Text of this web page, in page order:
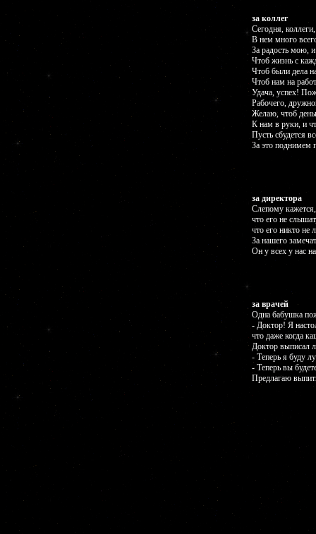
за коллег
Сегодня,
В нем много
За радость мою,
Чтоб жизнь с
Чтоб были дела
Чтоб нам на
Удача, успех!
Рабочего,
Желаю, чтоб
К нам в руки, и
Пусть сбудется
За это поднимем
за директора
Слепому
что его не
что его никто не
За нашего
Он у всех у нас
за врачей
Одна бабушка
- Доктор! Я
что даже когда
Доктор выписал
- Теперь я буду
- Теперь вы
Предлагаю